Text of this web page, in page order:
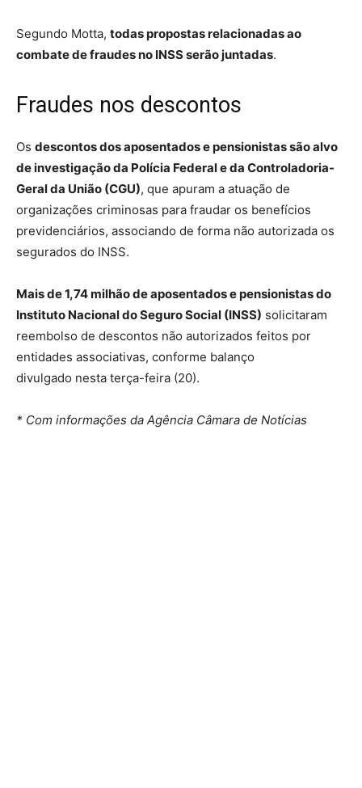
Segundo Motta, todas propostas relacionadas ao
combate de fraudes no INSS serão juntadas.
Fraudes nos descontos
Os descontos dos aposentados e pensionistas são alvo
de investigação da Polícia Federal e da Controladoria-
Geral da União (CGU), que apuram a atuação de
organizações criminosas para fraudar os benefícios
previdenciários, associando de forma não autorizada os
segurados do INSS.
Mais de 1,74 milhão de aposentados e pensionistas do
Instituto Nacional do Seguro Social (INSS) solicitaram
reembolso de descontos não autorizados feitos por
entidades associativas, conforme balanço
divulgado nesta terça-feira (20).
* Com informações da Agência Câmara de Notícias